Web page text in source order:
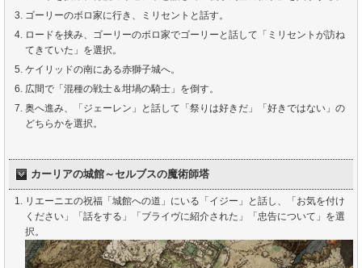
ゴーリーのボロ家に行き、ミリセントと話す。
ロードを挟み、ゴーリーのボロ家でゴーリーと話して「ミリセントが訪ね
てきていた」を選択。
ケイリッドの南にある赤獅子城へ。
広間で「混種の戦士＆坩堝の騎士」を倒す。
奥へ進み、「ジェーレン」と話して「祭りは好きだ」「好きではない」の
どちらかを選択。
カーリアの城館～セルブスの魔術師塔
リエーニエの祝福「城館への道」にいる「イジー」と話し、「お気を付け
ください」「話をする」「ブライヴに紹介された」「忠告について」を選
択。